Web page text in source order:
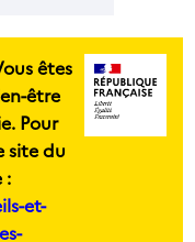
êtes
être
Pour
site du
:
et-